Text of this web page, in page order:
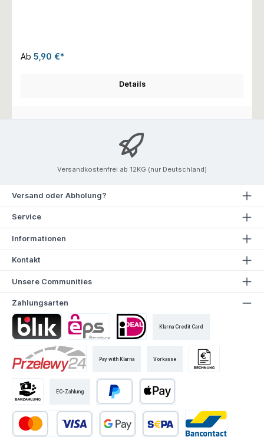
Ab 5,90 €*
Details
Versandkostenfrei ab 12KG (nur Deutschland)
Versand oder Abholung?
Service
Informationen
Kontakt
Unsere Communities
Zahlungsarten
Klarna Credit Card
Pay with Klarna Vorkasse
EC-Zahlung